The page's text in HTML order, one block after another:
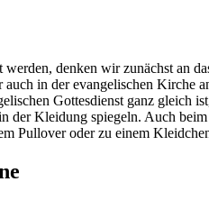
denken wir zunächst an
auch in der evangelischen
Gottesdienst ganz gleich
der Kleidung spiegeln. Auch
Pullover oder zu einem